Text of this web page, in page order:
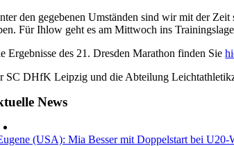
den gegebenen Umständen sind wir mit der
Für Ihlow geht es am Mittwoch ins
Ergebnisse des 21. Dresden Marathon finden Sie
SC DHfK Leipzig und die Abteilung
News
(USA): Mia Besser mit Doppelstart bei U20-